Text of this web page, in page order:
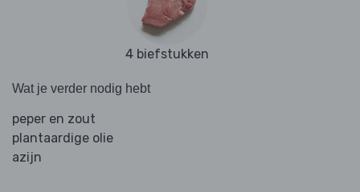
4 biefstukken
Wat je verder nodig hebt
peper en zout
plantaardige olie
azijn